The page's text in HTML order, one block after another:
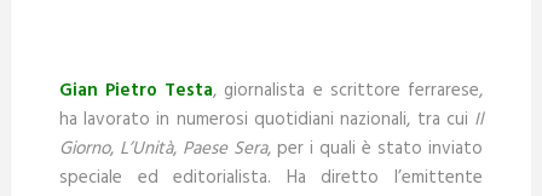
Gian Pietro Testa, giornalista e scrittore ferrarese,
ha lavorato in numerosi quotidiani nazionali, tra cui Il
Giorno, L’Unità, Paese Sera, per i quali è stato inviato
speciale ed editorialista. Ha diretto l’emittente